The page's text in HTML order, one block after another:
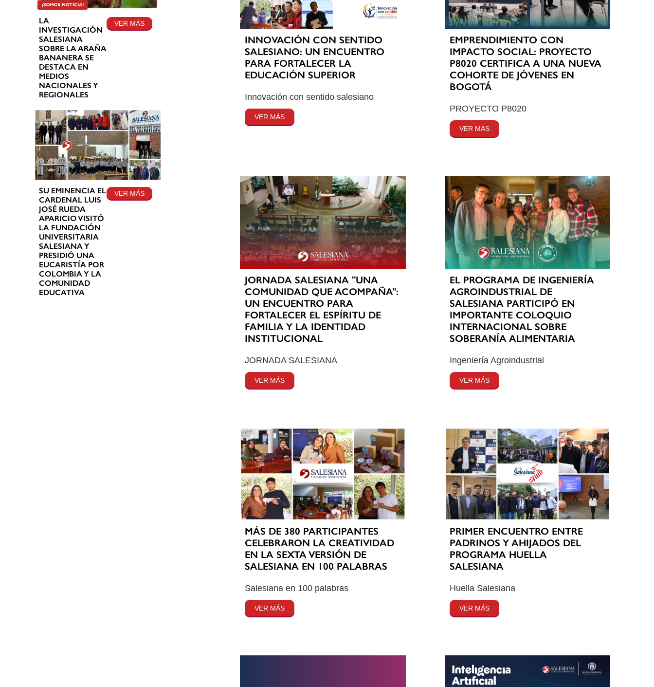
LA
INVESTIGACIÓN
SALESIANA
SOBRE LA ARAÑA
BANANERA SE
DESTACA EN
MEDIOS
NACIONALES Y
REGIONALES
VER MÁS
SU EMINENCIA EL
CARDENAL LUIS
JOSÉ RUEDA
APARICIO VISITÓ
LA FUNDACIÓN
UNIVERSITARIA
SALESIANA Y
PRESIDIÓ UNA
EUCARISTÍA POR
COLOMBIA Y LA
COMUNIDAD
EDUCATIVA
VER MÁS
INNOVACIÓN CON SENTIDO
SALESIANO: UN ENCUENTRO
PARA FORTALECER LA
EDUCACIÓN SUPERIOR
Innovación con sentido salesiano
VER MÁS
EMPRENDIMIENTO CON
IMPACTO SOCIAL: PROYECTO
P8020 CERTIFICA A UNA NUEVA
COHORTE DE JÓVENES EN
BOGOTÁ
PROYECTO P8020
VER MÁS
JORNADA SALESIANA "UNA
COMUNIDAD QUE ACOMPAÑA":
UN ENCUENTRO PARA
FORTALECER EL ESPÍRITU DE
FAMILIA Y LA IDENTIDAD
INSTITUCIONAL
JORNADA SALESIANA
VER MÁS
EL PROGRAMA DE INGENIERÍA
AGROINDUSTRIAL DE
SALESIANA PARTICIPÓ EN
IMPORTANTE COLOQUIO
INTERNACIONAL SOBRE
SOBERANÍA ALIMENTARIA
Ingeniería Agroindustrial
VER MÁS
MÁS DE 380 PARTICIPANTES
CELEBRARON LA CREATIVIDAD
EN LA SEXTA VERSIÓN DE
SALESIANA EN 100 PALABRAS
Salesiana en 100 palabras
VER MÁS
PRIMER ENCUENTRO ENTRE
PADRINOS Y AHIJADOS DEL
PROGRAMA HUELLA
SALESIANA
Huella Salesiana
VER MÁS